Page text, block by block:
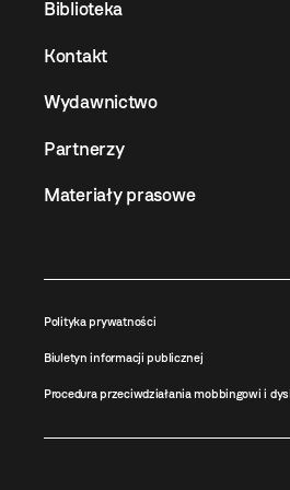
Biblioteka
Kontakt
Wydawnictwo
Partnerzy
Materiały prasowe
Polityka prywatności
Biuletyn informacji publicznej
Procedura przeciwdziałania mobbingowi i